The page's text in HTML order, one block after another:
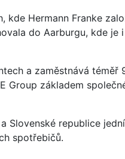
kde Hermann Franke
do Aarburgu, kde je
a zaměstnává
Group základem
republice
spotřebičů.